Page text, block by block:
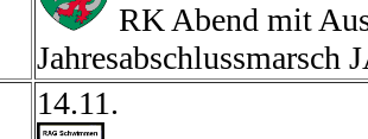
RK Abend mit
Jahresabschlussmarsch
14.11.